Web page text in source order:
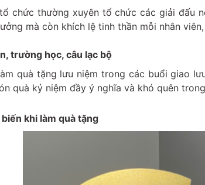
chức thường xuyên tổ chức các giải đấu
mà còn khích lệ tinh thần mỗi nhân
trường học, câu lạc bộ
quà tặng lưu niệm trong các buổi giao
quà kỷ niệm đầy ý nghĩa và khó quên
khi làm quà tặng